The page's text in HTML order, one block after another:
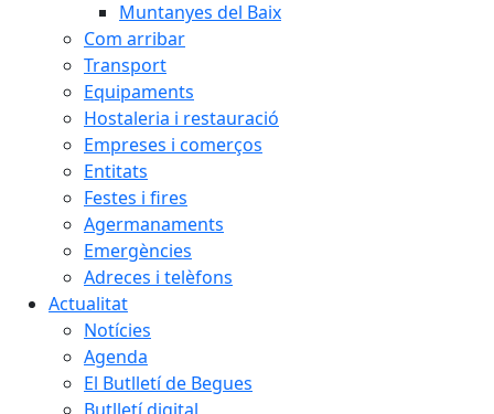
Muntanyes del Baix
Com arribar
Transport
Equipaments
Hostaleria i restauració
Empreses i comerços
Entitats
Festes i fires
Agermanaments
Emergències
Adreces i telèfons
Actualitat
Notícies
Agenda
El Butlletí de Begues